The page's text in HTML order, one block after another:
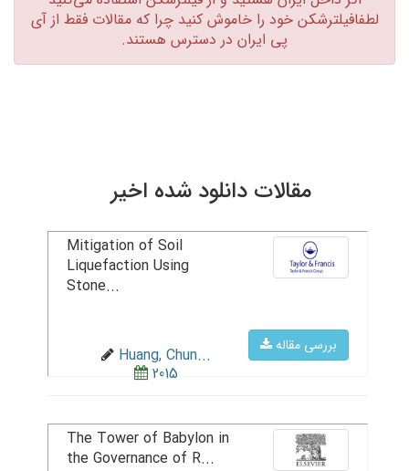
لطفافیلترشکن خود را خاموش کنید چرا که مقالات فقط از آی
پی ایران در دسترس هستند.‏
مقالات دانلود شده اخیر
بررسی مقاله
Mitigation of Soil
Liquefaction Using
Stone...
Huang, Chun...
2015
The Tower of Babylon in
the Governance of R...